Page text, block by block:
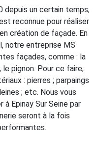
depuis un certain temps,
reconnue pour réaliser
création de façade. En
notre entreprise MS
façades, comme : la
pignon. Pour ce faire,
: pierres ; parpaings
; etc. Nous vous
Epinay Sur Seine par
seront à la fois